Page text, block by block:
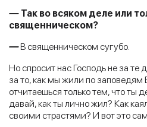
— Так во всяком деле или
священническом?
—В священническом сугубо.
Но спросит нас Господь не за те
за то, как мы жили по
отчитаешься только тем, что ты
давай, как ты лично жил? Как
своими страстями? И вот это